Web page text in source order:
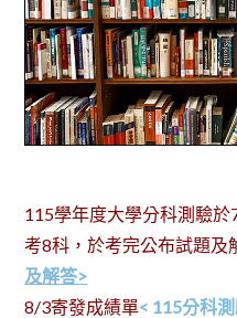
115學年度大學分科測驗
考8科，於考完公布試題及
及解答>
8/3寄發成績單< 115分科